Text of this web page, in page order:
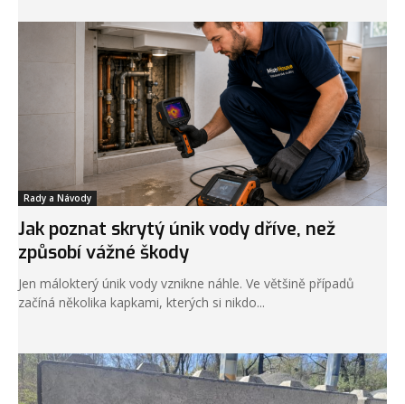
Rady a Návody
Jak poznat skrytý únik vody dříve, než
způsobí vážné škody
Jen málokterý únik vody vznikne náhle. Ve většině případů
začíná několika kapkami, kterých si nikdo...